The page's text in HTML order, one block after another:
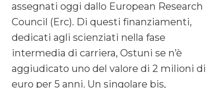
assegnati oggi dallo European Research
Council (Erc). Di questi finanziamenti,
dedicati agli scienziati nella fase
intermedia di carriera, Ostuni se n’è
aggiudicato uno del valore di 2 milioni di
euro per 5 anni. Un singolare bis,